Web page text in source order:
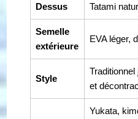
Dessus Tatami
Semelle
extérieure
EVA léger,
Style
et
Yukata,